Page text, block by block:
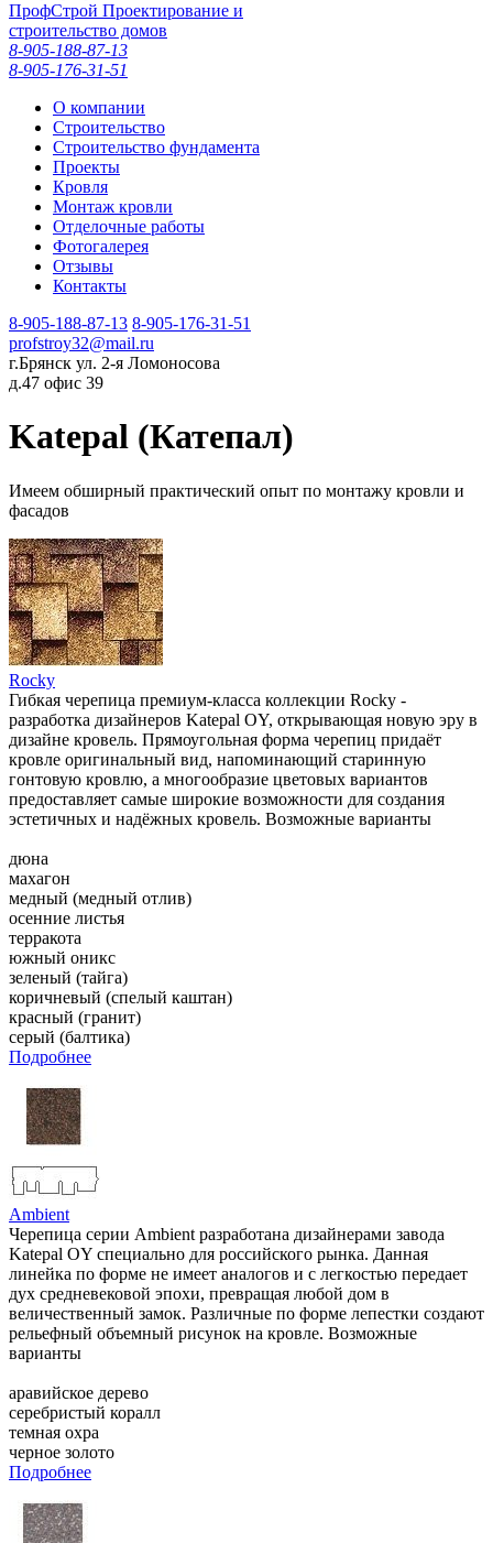
ПрофСтрой Проектирование и
строительство домов
8-905-188-87-13
8-905-176-31-51
О компании
Строительство
Строительство фундамента
Проекты
Кровля
Монтаж кровли
Отделочные работы
Фотогалерея
Отзывы
Контакты
8-905-188-87-13 8-905-176-31-51
profstroy32@mail.ru
г.Брянск ул. 2-я Ломоносова
д.47 офис 39
Katepal (Катепал)
Имеем обширный практический опыт по монтажу кровли и
фасадов
Rocky
Гибкая черепица премиум-класса коллекции Rocky -
разработка дизайнеров Katepal OY, открывающая новую эру в
дизайне кровель. Прямоугольная форма черепиц придаёт
кровле оригинальный вид, напоминающий старинную
гонтовую кровлю, а многообразие цветовых вариантов
предоставляет самые широкие возможности для создания
эстетичных и надёжных кровель. Возможные варианты
дюна
махагон
медный (медный отлив)
осенние листья
терракота
южный оникс
зеленый (тайга)
коричневый (спелый каштан)
красный (гранит)
серый (балтика)
Подробнее
Ambient
Черепица серии Ambient разработана дизайнерами завода
Katepal OY специально для российского рынка. Данная
линейка по форме не имеет аналогов и с легкостью передает
дух средневековой эпохи, превращая любой дом в
величественный замок. Различные по форме лепестки создают
рельефный объемный рисунок на кровле. Возможные
варианты
аравийское дерево
серебристый коралл
темная охра
черное золото
Подробнее